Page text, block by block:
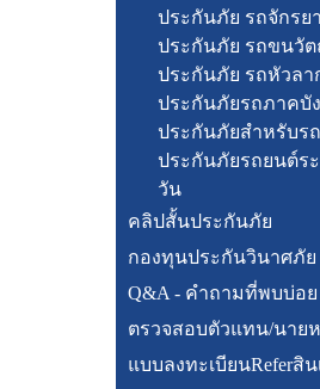
ประกันภัย รถจักรย
ประกันภัย รถขนวัต
ประกันภัย รถหัวลา
ประกันภัยรถภาคบั
ประกันภัยสำหรับร
ประกันภัยรถยนต์ระ
วัน
คลิปสั้นประกันภัย
กองทุนประกันวินาศภัย
Q&A - คำถามที่พบบ่อย
ตรวจสอบตัวแทน/นาย
แบบลงทะเบียนReferสิน